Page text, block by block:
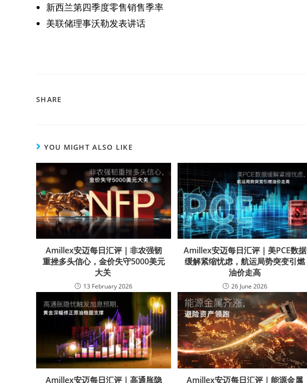
新西兰第四季度零售销售季率
美联储理事沃勒发表讲话
SHARE
YOU MIGHT ALSO LIKE
Amillex安迈每日汇评｜非农强韧
重挫多头信心，金价失守5000美元
大关
13 February 2026
Amillex安迈每日汇评｜美PCE数据
缓解紧缩忧虑，航运局势突变引燃
油价走高
26 June 2026
Amillex安迈每日汇评｜高通胀隐 Amillex安迈每日汇评｜能源金属